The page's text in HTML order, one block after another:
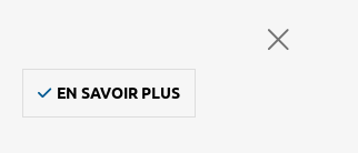
EN SAVOIR PLUS